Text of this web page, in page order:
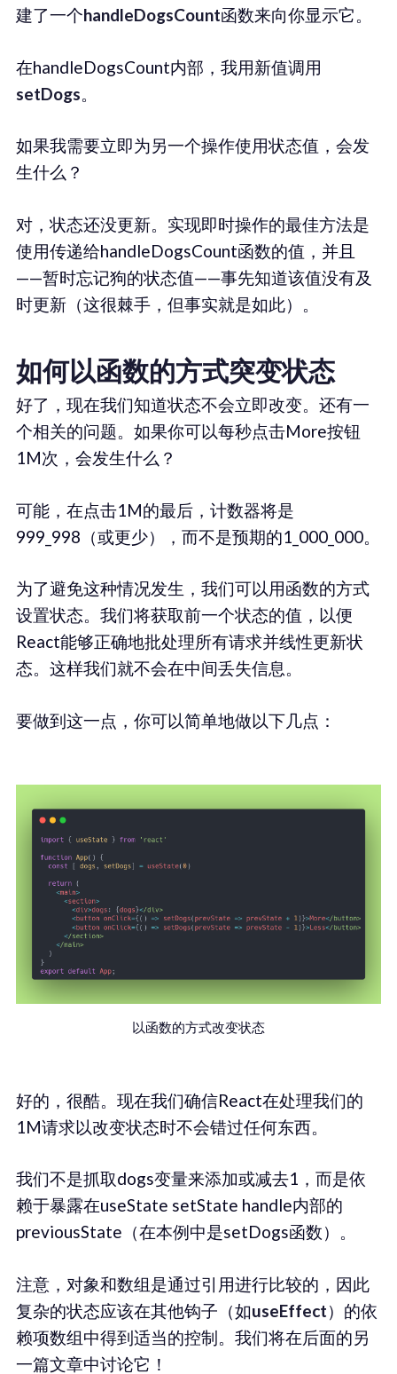
建了一个handleDogsCount函数来向你显示它。
在handleDogsCount内部，我用新值调用
setDogs
如果我需要立即为另一个操作使用状态值，会发
生什么？
对，状态还没更新。实现即时操作的最佳方法是
使用传递给handleDogsCount函数的值，并且
——暂时忘记狗的状态值——事先知道该值没有及
时更新（这很棘手，但事实就是如此）。
如何以函数的方式突变状态
好了，现在我们知道状态不会立即改变。还有一
个相关的问题。如果你可以每秒点击More按钮
1M次，会发生什么？
可能，在点击1M的最后，计数器将是
999_998（或更少），而不是预期的1_000_000。
为了避免这种情况发生，我们可以用函数的方式
设置状态。我们将获取前一个状态的值，以便
React能够正确地批处理所有请求并线性更新状
态。这样我们就不会在中间丢失信息。
要做到这一点，你可以简单地做以下几点：
以函数的方式改变状态
好的，很酷。现在我们确信React在处理我们的
1M请求以改变状态时不会错过任何东西。
我们不是抓取dogs变量来添加或减去1，而是依
赖于暴露在useState setState handle内部的
previousState（在本例中是setDogs函数）。
注意，对象和数组是通过引用进行比较的，因此
复杂的状态应该在其他钩子（如useEffect）的依
赖项数组中得到适当的控制。我们将在后面的另
一篇文章中讨论它！